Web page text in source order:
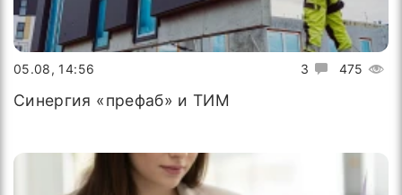
3 475
05.08, 14:56
Синергия «префаб» и ТИМ